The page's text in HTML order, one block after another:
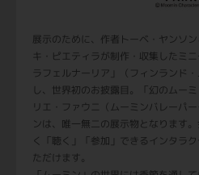
展示のために、作者トーベ・ヤンソ
キ・ピエティラが制作・収集したミ
ラフェルナーリア」（フィンランド
し、世界初のお披露目。「幻のムー
リエ・ファウニ（ムーミンバレーパ
ンは、唯一無二の展示物となります
く「聴く」「参加」できるインタラ
ただけます。